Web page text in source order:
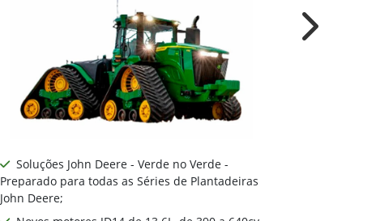
Soluções John Deere - Verde no Verde -
Preparado para todas as Séries de Plantadeiras
John Deere;
Next